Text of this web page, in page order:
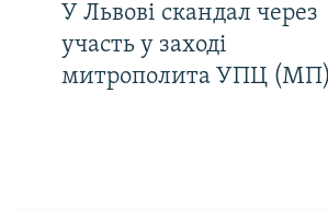
У Львові скандал через
участь у заході
митрополита УПЦ (МП)